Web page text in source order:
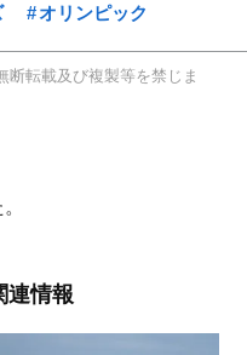
オリンピック
転載及び複製等を禁じま
連情報